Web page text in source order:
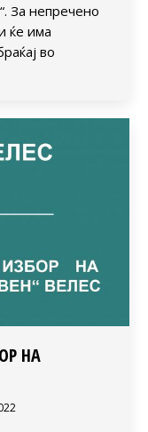
За непречено
ќе има
во
НА